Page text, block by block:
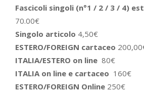
Fascicoli singoli (n°1 / 2 / 3 / 4)
70.00€
Singolo articolo 4,50€
ESTERO/FOREIGN cartaceo
ITALIA/ESTERO on line 80€
ITALIA on line e cartaceo 160€
ESTERO/FOREIGN Online 250€